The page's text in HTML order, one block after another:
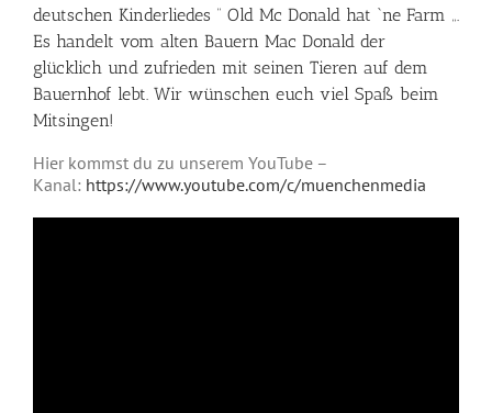
deutschen Kinderliedes “ Old Mc Donald hat `ne Farm „.
Es handelt vom alten Bauern Mac Donald der
glücklich und zufrieden mit seinen Tieren auf dem
Bauernhof lebt. Wir wünschen euch viel Spaß beim
Mitsingen!
Hier kommst du zu unserem YouTube –
Kanal: https://www.youtube.com/c/muenchenmedia